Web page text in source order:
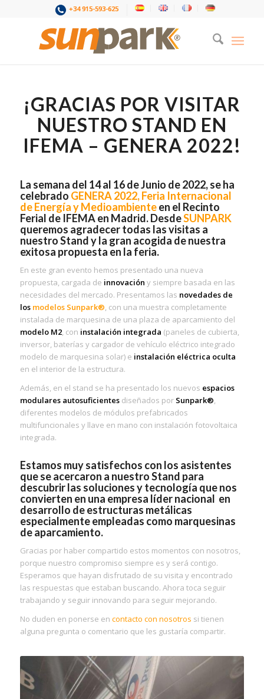
+34 915-593-625
¡GRACIAS POR VISITAR
NUESTRO STAND EN
IFEMA – GENERA 2022!
La semana del 14 al 16 de Junio de 2022, se ha
celebrado GENERA 2022, Feria Internacional
de Energía y Medioambienteen el Recinto
Ferial de IFEMA en Madrid. DesdeSUNPARK
queremos agradecer todas las visitas a
nuestro Stand y la gran acogida de nuestra
exitosa propuesta en la feria.
En este gran evento hemos presentado una nueva
propuesta, cargada de innovación y siempre basada en las
necesidades del mercado. Presentamos las novedades de
los modelos Sunpark®, con una muestra completamente
instalada de marquesina de una plaza de aparcamiento del
modelo M2, con instalación integrada (paneles de cubierta,
inversor, baterías y cargador de vehículo eléctrico integrado
modelo de marquesina solar) e instalación eléctrica oculta
en el interior de la estructura.
Además, en el stand se ha presentado los nuevos espacios
modulares autosuficientesdiseñados por Sunpark®,
diferentes modelos de módulos prefabricados
multifuncionales y llave en mano con instalación fotovoltaica
integrada.
Estamos muy satisfechos con los asistentes
que se acercaron a nuestro Stand para
descubrir las soluciones y tecnología que nos
convierten en una empresa líder nacional en
desarrollo de estructuras metálicas
especialmente empleadas como marquesinas
de aparcamiento.
Gracias por haber compartido estos momentos con nosotros,
porque nuestro compromiso siempre es y será contigo.
Esperamos que hayan disfrutado de su visita y encontrado
las respuestas que estaban buscando. Ahora toca seguir
trabajando y seguir innovando para seguir mejorando.
No duden en ponerse en contacto con nosotros si tienen
alguna pregunta o comentario que les gustaría compartir.